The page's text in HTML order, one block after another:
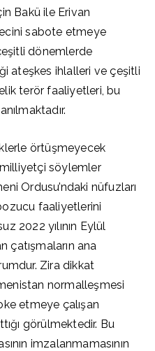
Bakü ile Erivan
sabote etmeye
dönemlerde
ateşkes ihlalleri ve çeşitli
terör faaliyetleri, bu
örtüşmeyecek
söylemler
Ordusu’ndaki nüfuzları
faaliyetlerini
2022 yılının Eylül
çatışmaların ana
Zira dikkat
normalleşmesi
etmeye çalışan
görülmektedir. Bu
imzalanmamasının